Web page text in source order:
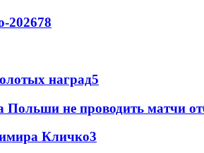
202678
наград5
Польши не проводить матчи
Кличко3